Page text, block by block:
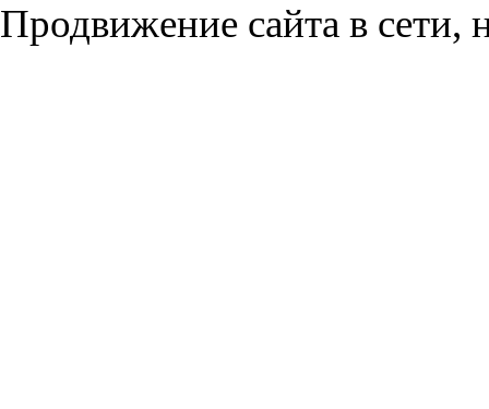
Продвижение сайта в сети,